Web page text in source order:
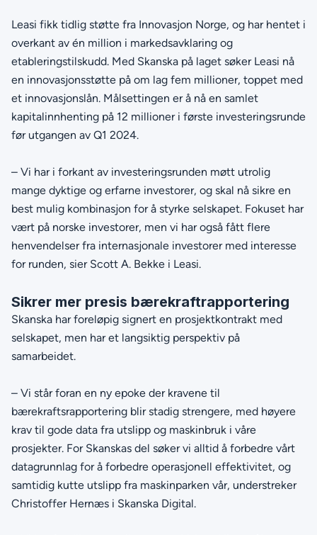
Leasi fikk tidlig støtte fra Innovasjon Norge, og har hentet i
overkant av én million i markedsavklaring og
etableringstilskudd. Med Skanska på laget søker Leasi nå
en innovasjonsstøtte på om lag fem millioner, toppet med
et innovasjonslån. Målsettingen er å nå en samlet
kapitalinnhenting på 12 millioner i første investeringsrunde
før utgangen av Q1 2024.
– Vi har i forkant av investeringsrunden møtt utrolig
mange dyktige og erfarne investorer, og skal nå sikre en
best mulig kombinasjon for å styrke selskapet. Fokuset har
vært på norske investorer, men vi har også fått flere
henvendelser fra internasjonale investorer med interesse
for runden, sier Scott A. Bekke i Leasi.
Sikrer mer presis bærekraftrapportering
Skanska har foreløpig signert en prosjektkontrakt med
selskapet, men har et langsiktig perspektiv på
samarbeidet.
– Vi står foran en ny epoke der kravene til
bærekraftsrapportering blir stadig strengere, med høyere
krav til gode data fra utslipp og maskinbruk i våre
prosjekter. For Skanskas del søker vi alltid å forbedre vårt
datagrunnlag for å forbedre operasjonell effektivitet, og
samtidig kutte utslipp fra maskinparken vår, understreker
Christoffer Hernæs i Skanska Digital.